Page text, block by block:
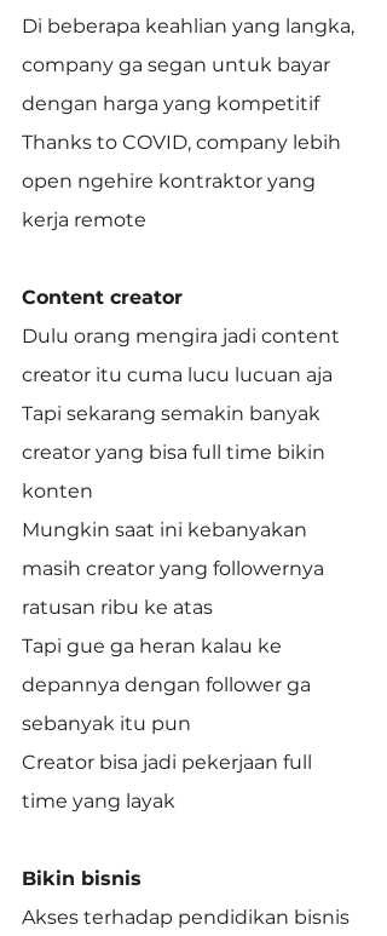
Di beberapa keahlian yang langka,
company ga segan untuk bayar
dengan harga yang kompetitif
Thanks to COVID, company lebih
open ngehire kontraktor yang
kerja remote
Content creator
Dulu orang mengira jadi content
creator itu cuma lucu lucuan aja
Tapi sekarang semakin banyak
creator yang bisa full time bikin
konten
Mungkin saat ini kebanyakan
masih creator yang followernya
ratusan ribu ke atas
Tapi gue ga heran kalau ke
depannya dengan follower ga
sebanyak itu pun
Creator bisa jadi pekerjaan full
time yang layak
Bikin bisnis
Akses terhadap pendidikan bisnis